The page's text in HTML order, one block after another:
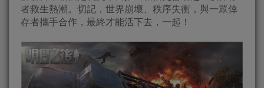
者救生熱潮。切記，世界崩壞、秩序失衡，與一眾倖
存者攜手合作，最終才能活下去，一起！